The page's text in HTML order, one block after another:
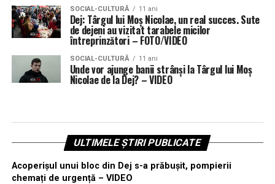
SOCIAL-CULTURĂ 11 ani
Dej: Târgul lui Moș Nicolae, un real succes. Sute
de dejeni au vizitat tarabele micilor
întreprinzători – FOTO/VIDEO
SOCIAL-CULTURĂ 11 ani
Unde vor ajunge banii strânși la Târgul lui Moș
Nicolae de la Dej? – VIDEO
ULTIMELE ȘTIRI PUBLICATE
Acoperișul unui bloc din Dej s-a prăbușit, pompierii
chemați de urgență – VIDEO